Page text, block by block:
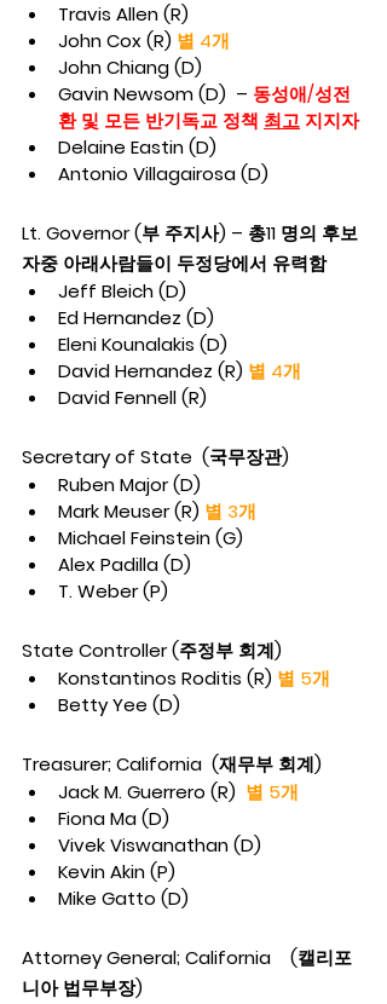
Travis Allen (R)
John Cox (R) 별 4개
John Chiang (D)
Gavin Newsom (D)  – 동성애/성전
환 및 모든 반기독교 정책 최고 지지자
Delaine Eastin (D)
Antonio Villagairosa (D)
Lt. Governor (부 주지사) – 총11 명의 후보
자중 아래사람들이 두정당에서 유력함
Jeff Bleich (D)
Ed Hernandez (D)
Eleni Kounalakis (D)
David Hernandez (R) 별 4개
David Fennell (R)
Secretary of State  (국무장관)
Ruben Major (D)
Mark Meuser (R) 별 3개
Michael Feinstein (G)
Alex Padilla (D)
T. Weber (P)
State Controller (주정부 회계)
Konstantinos Roditis (R) 별 5개
Betty Yee (D)
Treasurer; California  (재무부 회계)
Jack M. Guerrero (R) 별 5개
Fiona Ma (D)
Vivek Viswanathan (D)
Kevin Akin (P)
Mike Gatto (D)
Attorney General; California    (캘리포
니아 법무부장)